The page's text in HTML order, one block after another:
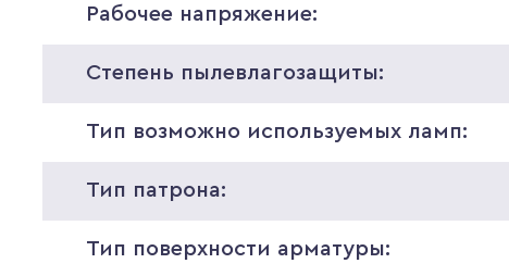
Рабочее напряжение:
Степень пылевлагозащиты:
Тип возможно используемых ламп:
Тип патрона:
Тип поверхности арматуры: